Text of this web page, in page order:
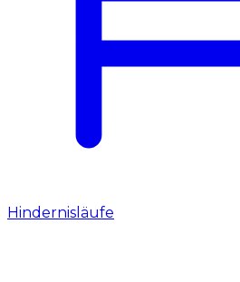
Hindernisläufe